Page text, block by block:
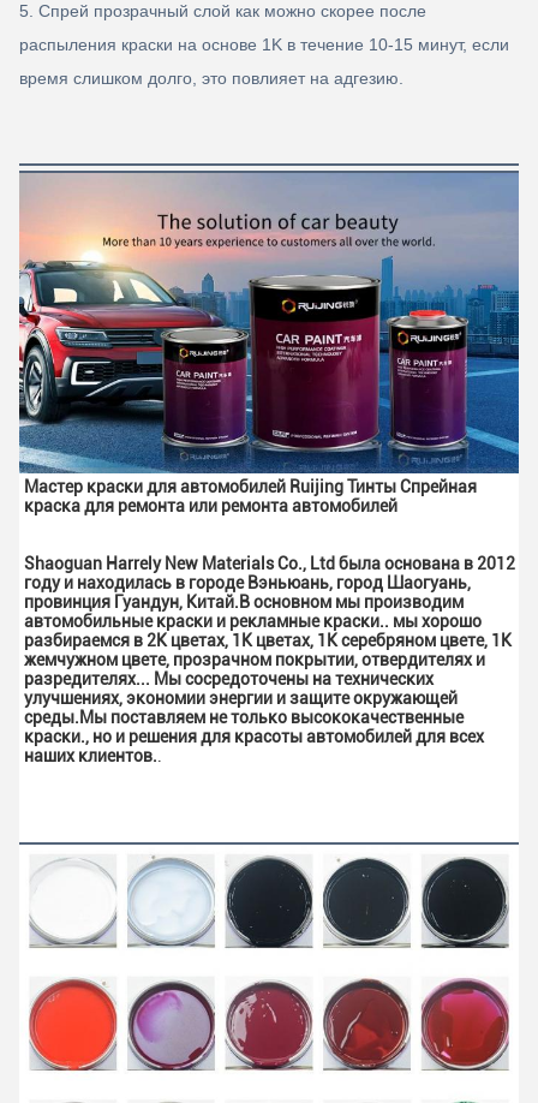
5. Спрей прозрачный слой как можно скорее после
распыления краски на основе 1K в течение 10-15 минут, если
время слишком долго, это повлияет на адгезию.
Мастер краски для автомобилей Ruijing Тинты Спрейная
краска для ремонта или ремонта автомобилей
Shaoguan Harrely New Materials Co., Ltd была основана в 2012
году и находилась в городе Вэньюань, город Шаогуань,
провинция Гуандун, Китай.В основном мы производим
автомобильные краски и рекламные краски.. мы хорошо
разбираемся в 2K цветах, 1K цветах, 1K серебряном цвете, 1K
жемчужном цвете, прозрачном покрытии, отвердителях и
разредителях... Мы сосредоточены на технических
улучшениях, экономии энергии и защите окружающей
среды.Мы поставляем не только высококачественные
краски., но и решения для красоты автомобилей для всех
наших клиентов.